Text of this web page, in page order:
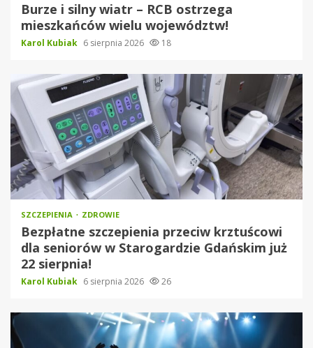
Burze i silny wiatr – RCB ostrzega
mieszkańców wielu województw!
Karol Kubiak 6 sierpnia 2026 18
SZCZEPIENIA ZDROWIE
Bezpłatne szczepienia przeciw krztuścowi
dla seniorów w Starogardzie Gdańskim już
22 sierpnia!
Karol Kubiak 6 sierpnia 2026 26